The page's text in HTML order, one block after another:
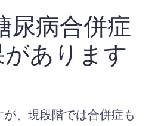
Japanese
尿病合併症
あります
、現段階では合併症も